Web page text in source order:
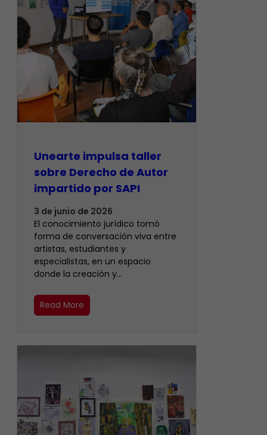
Unearte impulsa taller
sobre Derecho de Autor
impartido por SAPI
3 de junio de 2026
El conocimiento jurídico tomó
forma de conversación viva entre
artistas, estudiantes y
especialistas, en un espacio
donde la creación y…
Read More